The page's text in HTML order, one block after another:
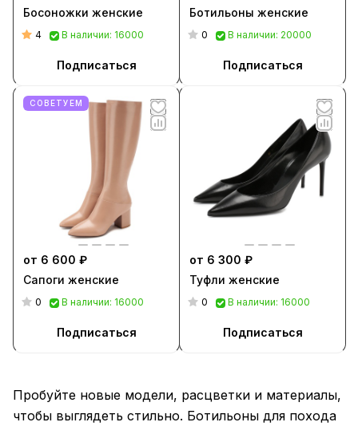
Босоножки женские
4 В наличии: 16000
Подписаться
Ботильоны женские
0 В наличии: 20000
Подписаться
СОВЕТУЕМ
от 6 600 ₽
Сапоги женские
0 В наличии: 16000
Подписаться
от 6 300 ₽
Туфли женские
0 В наличии: 16000
Подписаться
Пробуйте новые модели, расцветки и материалы,
чтобы выглядеть стильно. Ботильоны для похода